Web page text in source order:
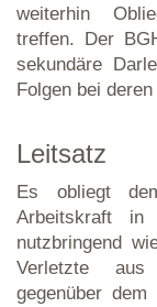
weiterhin
treffen. Der
sekundäre
Folgen bei
Leitsatz
Es obliegt
Arbeitskraft in
nutzbringend
Verletzte aus
gegenüber